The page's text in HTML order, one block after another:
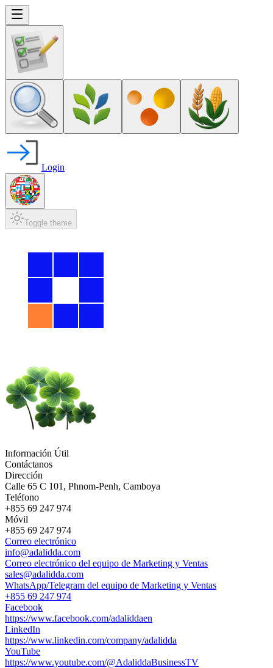
Login
Toggle theme
Información Útil
Contáctanos
Dirección
Calle 65 C 101, Phnom-Penh, Camboya
Teléfono
+855 69 247 974
Móvil
+855 69 247 974
Correo electrónico
info@adalidda.com
Correo electrónico del equipo de Marketing y Ventas
sales@adalidda.com
WhatsApp/Telegram del equipo de Marketing y Ventas
+855 69 247 974
Facebook
https://www.facebook.com/adaliddaen
LinkedIn
https://www.linkedin.com/company/adalidda
YouTube
https://www.youtube.com/@AdaliddaBusinessTV